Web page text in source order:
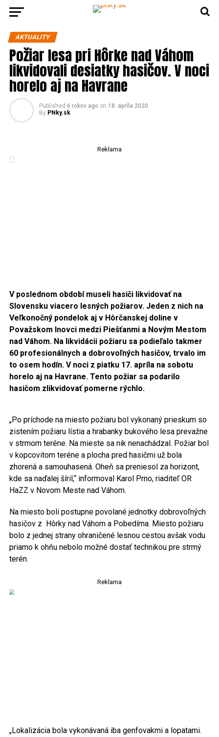
AKTUALITY
Požiar lesa pri Hôrke nad Váhom
likvidovali desiatky hasičov. V noci
horelo aj na Havrane
Published 6 rokov ago on 18. apríla 2020
By PNky.sk
Reklama
V poslednom období museli hasiči likvidovať na
Slovensku viacero lesných požiarov. Jeden z nich na
Veľkonočný pondelok aj v Hôrčanskej doline v
Považskom Inovci medzi Piešťanmi a Novým Mestom
nad Váhom. Na likvidácii požiaru sa podieľalo takmer
60 profesionálnych a dobrovoľných hasičov, trvalo im
to osem hodín. V noci z piatku 17. apríla na sobotu
horelo aj na Havrane. Tento požiar sa podarilo
hasičom zlikvidovať pomerne rýchlo.
„Po príchode na miesto požiaru bol vykonaný prieskum so
zistením požiaru lístia a hrabanky bukového lesa prevažne
v strmom teréne. Na mieste sa nik nenachádzal. Požiar bol
v kopcovitom teréne a plocha pred hasičmi už bola
zhorená a samouhasená. Oheň sa preniesol za horizont,
kde sa naďalej šíril,“ informoval Karol Prno, riaditeľ OR
HaZZ v Novom Meste nad Váhom.
Na miesto boli postupne povolané jednotky dobrovoľných
hasičov z Hôrky nad Váhom a Pobedíma. Miesto požiaru
bolo z jednej strany ohraničené lesnou cestou avšak vodu
priamo k ohňu nebolo možné dostať technikou pre strmý
terén.
Reklama
„Lokalizácia bola vykonávaná iba genfovakmi a lopatami.